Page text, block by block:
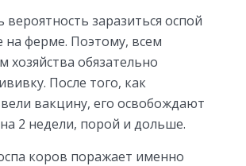
вероятность заразиться оспой
на ферме. Поэтому, всем
хозяйства обязательно
После того, как
вакцину, его освобождают
2 недели, порой и дольше.
коров поражает именно